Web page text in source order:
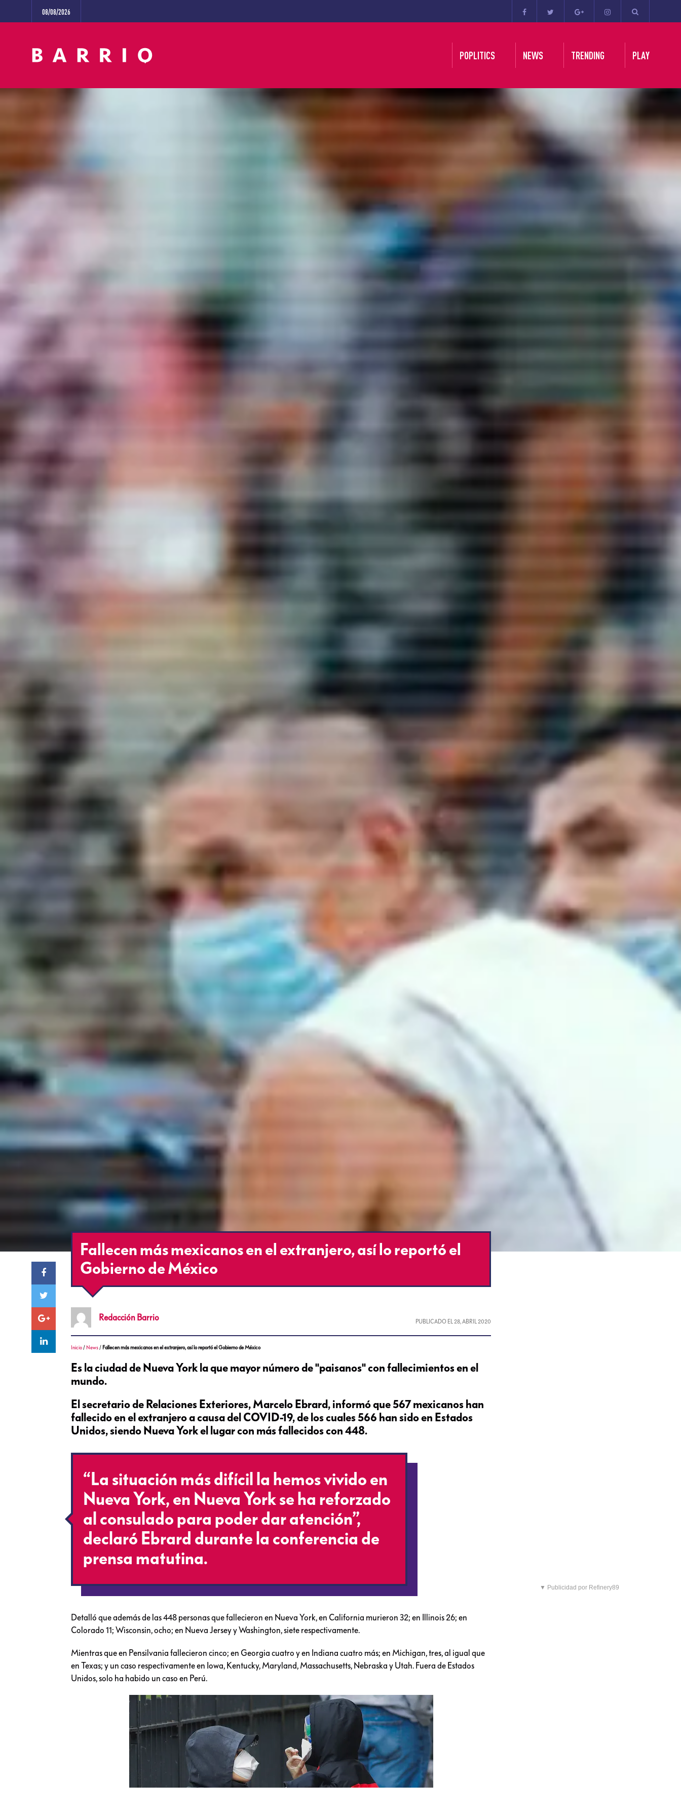
08/08/2026
POPLITICS NEWS TRENDING PLAY
Fallecen más mexicanos en el extranjero, así lo reportó el
Gobierno de México
Redacción Barrio PUBLICADO EL 28, ABRIL 2020
Inicio / News / Fallecen más mexicanos en el extranjero, así lo reportó el Gobierno de México
Es la ciudad de Nueva York la que mayor número de "paisanos" con fallecimientos en el
mundo.
El secretario de Relaciones Exteriores, Marcelo Ebrard, informó que 567 mexicanos han
fallecido en el extranjero a causa del COVID-19, de los cuales 566 han sido en Estados
Unidos, siendo Nueva York el lugar con más fallecidos con 448.
“La situación más difícil la hemos vivido en
Nueva York, en Nueva York se ha reforzado
al consulado para poder dar atención”,
declaró Ebrard durante la conferencia de
prensa matutina.
Detalló que además de las 448 personas que fallecieron en Nueva York, en California murieron 32; en Illinois 26; en
Colorado 11; Wisconsin, ocho; en Nueva Jersey y Washington, siete respectivamente.
Mientras que en Pensilvania fallecieron cinco; en Georgia cuatro y en Indiana cuatro más; en Michigan, tres, al igual que
en Texas; y un caso respectivamente en Iowa, Kentucky, Maryland, Massachusetts, Nebraska y Utah. Fuera de Estados
Unidos, solo ha habido un caso en Perú.
▼ Publicidad por Refinery89